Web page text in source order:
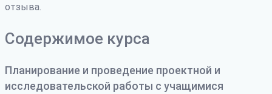
отзыва.
Содержимое курса
Планирование и проведение проектной и
исследовательской работы с учащимися